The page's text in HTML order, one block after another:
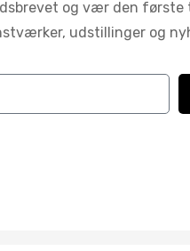
og vær den første
udstillinger og